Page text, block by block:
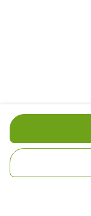
Handige
Aan